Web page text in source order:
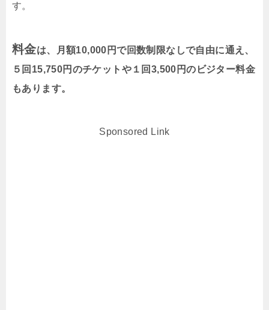
す。
料金は、月額10,000円で回数制限なしで自由に通え、
５回15,750円のチケットや１回3,500円のビジター料金
もあります。
Sponsored Link